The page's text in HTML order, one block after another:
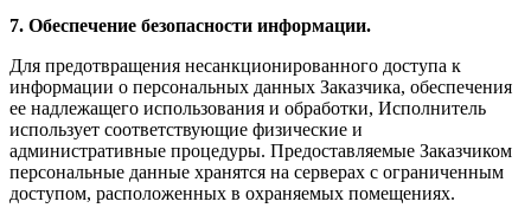
7. Обеспечение безопасности информации.
Для предотвращения несанкционированного доступа к
информации о персональных данных Заказчика, обеспечения
ее надлежащего использования и обработки, Исполнитель
использует соответствующие физические и
административные процедуры. Предоставляемые Заказчиком
персональные данные хранятся на серверах с ограниченным
доступом, расположенных в охраняемых помещениях.